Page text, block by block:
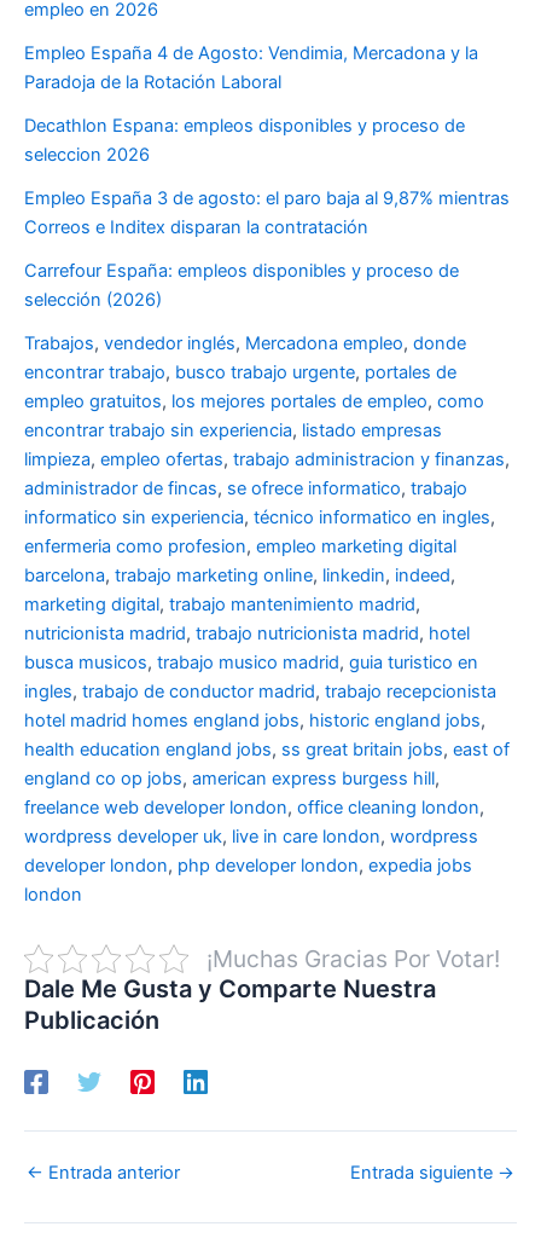
empleo en 2026
Empleo España 4 de Agosto: Vendimia, Mercadona y la
Paradoja de la Rotación Laboral
Decathlon Espana: empleos disponibles y proceso de
seleccion 2026
Empleo España 3 de agosto: el paro baja al 9,87% mientras
Correos e Inditex disparan la contratación
Carrefour España: empleos disponibles y proceso de
selección (2026)
Trabajos, vendedor inglés, Mercadona empleo, donde
encontrar trabajo, busco trabajo urgente, portales de
empleo gratuitos, los mejores portales de empleo, como
encontrar trabajo sin experiencia, listado empresas
limpieza, empleo ofertas, trabajo administracion y finanzas,
administrador de fincas, se ofrece informatico, trabajo
informatico sin experiencia, técnico informatico en ingles,
enfermeria como profesion, empleo marketing digital
barcelona, trabajo marketing online, linkedin, indeed,
marketing digital, trabajo mantenimiento madrid,
nutricionista madrid, trabajo nutricionista madrid, hotel
busca musicos, trabajo musico madrid, guia turistico en
ingles, trabajo de conductor madrid, trabajo recepcionista
hotel madrid homes england jobs, historic england jobs,
health education england jobs, ss great britain jobs, east of
england co op jobs, american express burgess hill,
freelance web developer london, office cleaning london,
wordpress developer uk, live in care london, wordpress
developer london, php developer london, expedia jobs
london
¡Muchas Gracias Por Votar!
Dale Me Gusta y Comparte Nuestra
Publicación
← Entrada anterior Entrada siguiente →